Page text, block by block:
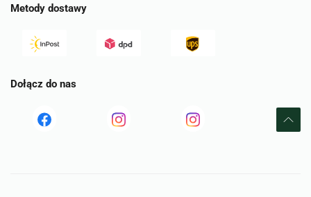
Metody dostawy
Dołącz do nas